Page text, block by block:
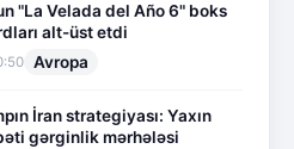
"La Velada del Año 6" boks
alt-üst etdi
Avropa
İran strategiyası: Yaxın
gərginlik mərhələsi